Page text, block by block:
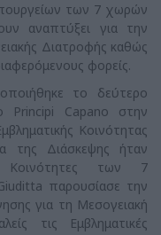
των 7 χωρών
αναπτύξει για την
Διατροφής καθώς
φορείς.
το δεύτερο
Principi Capano στην
Κοινότητας
της Διάσκεψης ήταν
Κοινότητες των 7
παρουσίασε την
για τη Μεσογειακή
τις Εμβληματικές